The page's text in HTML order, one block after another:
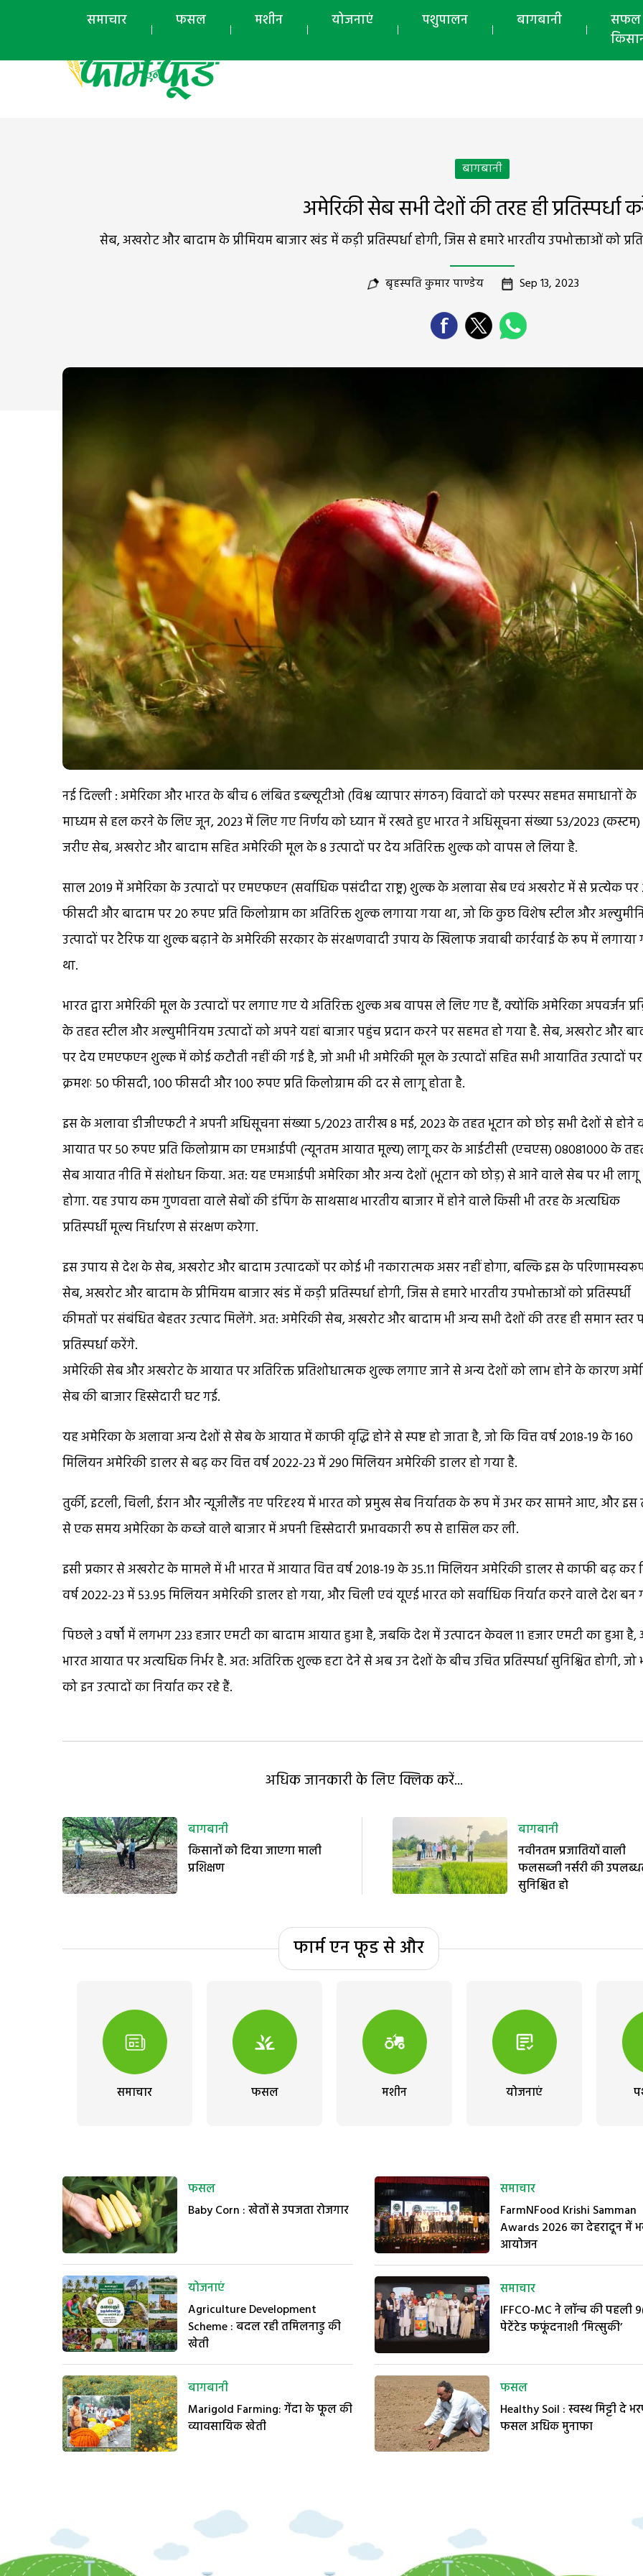
समाचार फसल मशीन योजनाएं पशुपालन बागबानी
सफल
बागबानी
अमेरिकी सेब सभी देशों की तरह ही प्रतिस्पर्धा
सेब, अखरोट और बादाम के प्रीमियम बाजार खंड में कड़ी प्रतिस्पर्धा होगी, जिस से हमारे भारतीय उपभोक्ताओं को
बृहस्पति कुमार पाण्डेय Sep 13, 2023
नई दिल्ली : अमेरिका और भारत के बीच 6 लंबित डब्ल्यूटीओ (विश्व व्यापार संगठन) विवादों को परस्पर सहमत समाधानों के
माध्यम से हल करने के लिए जून, 2023 में लिए गए निर्णय को ध्‍यान में रखते हुए भारत ने अधिसूचना संख्या 53/2023
जरीए सेब, अखरोट और बादाम सहित अमेरिकी मूल के 8 उत्पादों पर देय अतिरिक्त शुल्क को वापस ले लिया है.
साल 2019 में अमेरिका के उत्पादों पर एमएफएन (सर्वाधिक पसंदीदा राष्ट्र) शुल्क के अलावा सेब एवं अखरोट में से प्रत्‍येक पर
फीसदी और बादाम पर 20 रुपए प्रति किलोग्राम का अतिरिक्त शुल्क लगाया गया था, जो कि कुछ विशेष स्टील और
उत्पादों पर टैरिफ या शुल्क बढ़ाने के अमेरिकी सरकार के संरक्षणवादी उपाय के खिलाफ जवाबी कार्रवाई के रूप में लगाया
था.
भारत द्वारा अमेरिकी मूल के उत्पादों पर लगाए गए ये अतिरिक्त शुल्क अब वापस ले लिए गए हैं, क्योंकि अमेरिका अपवर्जन
के तहत स्टील और अल्युमीनियम उत्पादों को अपने यहां बाजार पहुंच प्रदान करने पर सहमत हो गया है. सेब, अखरोट और
पर देय एमएफएन शुल्क में कोई कटौती नहीं की गई है, जो अभी भी अमेरिकी मूल के उत्पादों सहित सभी आयातित उत्पादों पर
क्रमशः 50 फीसदी, 100 फीसदी और 100 रुपए प्रति किलोग्राम की दर से लागू होता है.
इस के अलावा डीजीएफटी ने अपनी अधिसूचना संख्या 5/2023 तारीख 8 मई, 2023 के तहत भूटान को छोड़ सभी देशों से होने
आयात पर 50 रुपए प्रति किलोग्राम का एमआईपी (न्यूनतम आयात मूल्य) लागू कर के आईटीसी (एचएस) 08081000 के
सेब आयात नीति में संशोधन किया. अत: यह एमआईपी अमेरिका और अन्य देशों (भूटान को छोड़) से आने वाले सेब पर भी लागू
होगा. यह उपाय कम गुणवत्ता वाले सेबों की डंपिंग के साथसाथ भारतीय बाजार में होने वाले किसी भी तरह के अत्यधिक
प्रतिस्पर्धी मूल्य निर्धारण से संरक्षण करेगा.
इस उपाय से देश के सेब, अखरोट और बादाम उत्पादकों पर कोई भी नकारात्मक असर नहीं होगा, बल्कि इस के
सेब, अखरोट और बादाम के प्रीमियम बाजार खंड में कड़ी प्रतिस्पर्धा होगी, जिस से हमारे भारतीय उपभोक्ताओं को प्रतिस्पर्धी
कीमतों पर संबंधित बेहतर उत्‍पाद मिलेंगे. अत: अमेरिकी सेब, अखरोट और बादाम भी अन्य सभी देशों की तरह ही समान स्तर
प्रतिस्पर्धा करेंगे.
अमेरिकी सेब और अखरोट के आयात पर अतिरिक्त प्रतिशोधात्मक शुल्क लगाए जाने से अन्य देशों को लाभ होने के कारण
सेब की बाजार हिस्सेदारी घट गई.
यह अमेरिका के अलावा अन्य देशों से सेब के आयात में काफी वृद्धि होने से स्पष्ट हो जाता है, जो कि वित्त वर्ष 2018-19 के 160
मिलियन अमेरिकी डालर से बढ़ कर वित्त वर्ष 2022-23 में 290 मिलियन अमेरिकी डालर हो गया है.
तुर्की, इटली, चिली, ईरान और न्यूजीलैंड नए परिदृश्‍य में भारत को प्रमुख सेब निर्यातक के रूप में उभर कर सामने आए, और इस
से एक समय अमेरिका के कब्जे वाले बाजार में अपनी हिस्सेदारी प्रभावकारी रूप से हासिल कर ली.
इसी प्रकार से अखरोट के मामले में भी भारत में आयात वित्त वर्ष 2018-19 के 35.11 मिलियन अमेरिकी डालर से काफी बढ़ कर
वर्ष 2022-23 में 53.95 मिलियन अमेरिकी डालर हो गया, और चिली एवं यूएई भारत को सर्वाधिक निर्यात करने वाले देश बन
पिछले 3 वर्षों में लगभग 233 हजार एमटी का बादाम आयात हुआ है, जबकि देश में उत्पादन केवल 11 हजार एमटी का हुआ
भारत आयात पर अत्यधिक निर्भर है. अत: अतिरिक्त शुल्क हटा देने से अब उन देशों के बीच उचित प्रतिस्पर्धा सुनिश्चित होगी, जो
को इन उत्पादों का निर्यात कर रहे हैं.
अधिक जानकारी के लिए क्लिक करें...
बागबानी
किसानों को दिया जाएगा माली
प्रशिक्षण
बागबानी
नवीनतम प्रजातियों वाली
फलसब्जी नर्सरी की
सुनिश्चित हो
फार्म एन फूड से और
समाचार फसल मशीन योजनाएं
फसल
Baby Corn : खेतों से उपजता रोजगार
योजनाएं
Agriculture Development
Scheme : बदल रही तमिलनाडु की
खेती
बागबानी
Marigold Farming: गेंदा के फूल की
व्यावसायिक खेती
समाचार
FarmNFood Krishi Samman
Awards 2026 का देहरादून में
आयोजन
समाचार
IFFCO-MC ने लॉन्च की पहली
पेटेंटेड फफूंदनाशी ‘मित्सुकी’
फसल
Healthy Soil : स्वस्थ मिट्टी दे
फसल अधिक मुनाफा